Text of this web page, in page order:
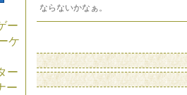
ならないかなぁ。